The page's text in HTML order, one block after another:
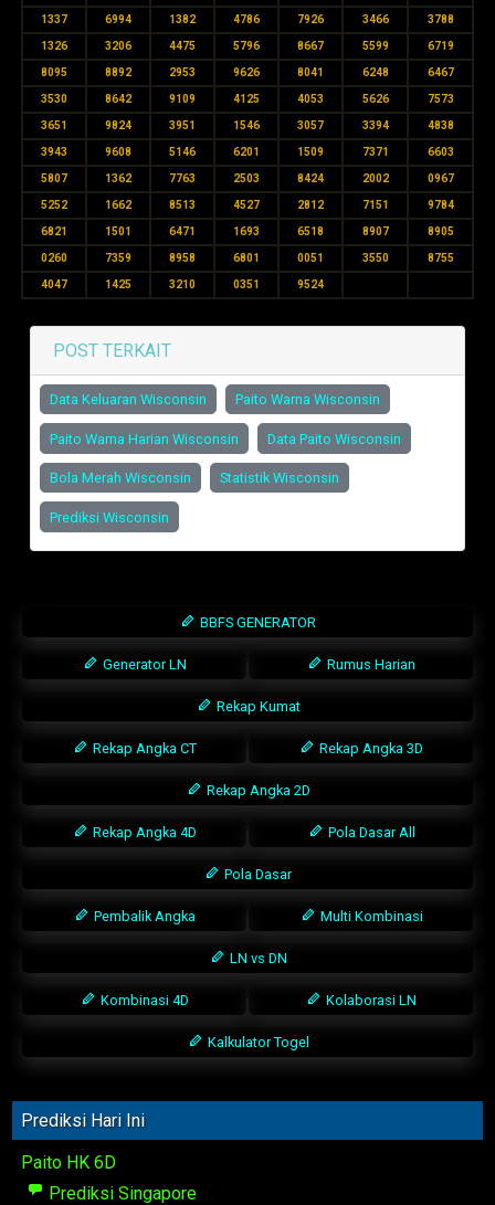
1337 6994 1382 4786 7926 3466 3788
1326 3206 4475 5796 8667 5599 6719
8095 8892 2953 9626 8041 6248 6467
3530 8642 9109 4125 4053 5626 7573
3651 9824 3951 1546 3057 3394 4838
3943 9608 5146 6201 1509 7371 6603
5807 1362 7763 2503 8424 2002 0967
5252 1662 8513 4527 2812 7151 9784
6821 1501 6471 1693 6518 8907 8905
0260 7359 8958 6801 0051 3550 8755
4047 1425 3210 0351 9524
POST TERKAIT
Data Keluaran Wisconsin Paito Warna Wisconsin
Paito Warna Harian Wisconsin Data Paito Wisconsin
Bola Merah Wisconsin Statistik Wisconsin
Prediksi Wisconsin
BBFS GENERATOR
Generator LN Rumus Harian
Rekap Kumat
Rekap Angka CT Rekap Angka 3D
Rekap Angka 2D
Rekap Angka 4D Pola Dasar All
Pola Dasar
Pembalik Angka Multi Kombinasi
LN vs DN
Kombinasi 4D Kolaborasi LN
Kalkulator Togel
Prediksi Hari Ini
Paito HK 6D
Prediksi Singapore